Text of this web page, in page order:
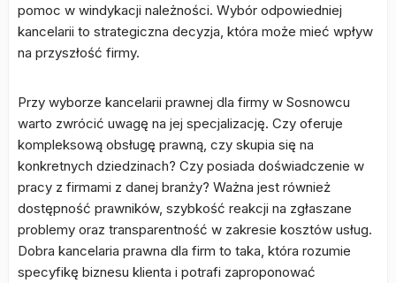
pomoc w windykacji należności. Wybór odpowiedniej
kancelarii to strategiczna decyzja, która może mieć wpływ
na przyszłość firmy.
Przy wyborze kancelarii prawnej dla firmy w Sosnowcu
warto zwrócić uwagę na jej specjalizację. Czy oferuje
kompleksową obsługę prawną, czy skupia się na
konkretnych dziedzinach? Czy posiada doświadczenie w
pracy z firmami z danej branży? Ważna jest również
dostępność prawników, szybkość reakcji na zgłaszane
problemy oraz transparentność w zakresie kosztów usług.
Dobra kancelaria prawna dla firm to taka, która rozumie
specyfikę biznesu klienta i potrafi zaproponować